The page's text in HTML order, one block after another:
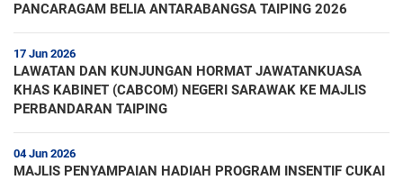
PANCARAGAM BELIA ANTARABANGSA TAIPING 2026
17 Jun 2026
LAWATAN DAN KUNJUNGAN HORMAT JAWATANKUASA
KHAS KABINET (CABCOM) NEGERI SARAWAK KE MAJLIS
PERBANDARAN TAIPING
04 Jun 2026
MAJLIS PENYAMPAIAN HADIAH PROGRAM INSENTIF CUKAI